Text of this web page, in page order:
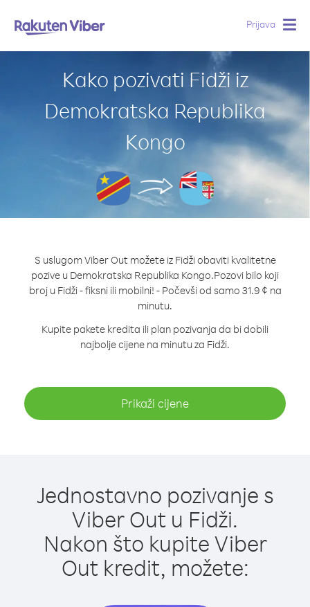
Prijava
Kako pozivati Fidži iz
Demokratska Republika
Kongo
S uslugom Viber Out možete iz Fidži obaviti kvalitetne
pozive u Demokratska Republika Kongo.Pozovi bilo koji
broj u Fidži - fiksni ili mobilni! - Počevši od samo 31.9 ¢ na
minutu.
Kupite pakete kredita ili plan pozivanja da bi dobili
najbolje cijene na minutu za Fidži.
Prikaži cijene
Jednostavno pozivanje s
Viber Out u Fidži.
Nakon što kupite Viber
Out kredit, možete: